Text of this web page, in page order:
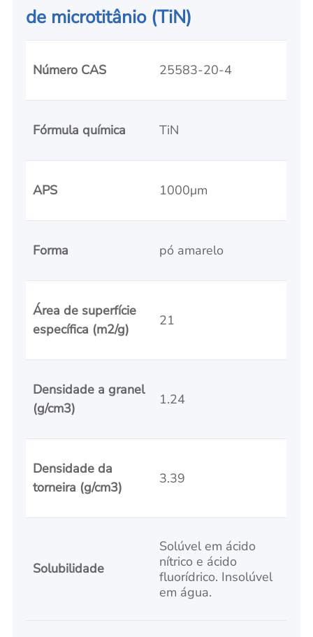
de microtitânio (TiN)
Número CAS 25583-20-4
Fórmula química TiN
APS 1000μm
Forma pó amarelo
Área de superfície
específica (m2/g)
21
Densidade a granel
(g/cm3)
1.24
Densidade da
torneira (g/cm3)
3.39
Solubilidade
Solúvel em ácido
nítrico e ácido
fluorídrico. Insolúvel
em água.